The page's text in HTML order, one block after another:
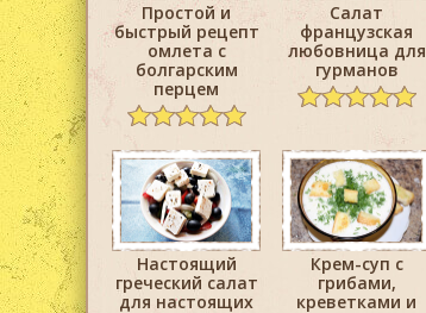
Простой и
быстрый рецепт
омлета с
болгарским
перцем
Салат
французская
любовница для
гурманов
Настоящий
греческий салат
для настоящих
Крем-суп с
грибами,
креветками и